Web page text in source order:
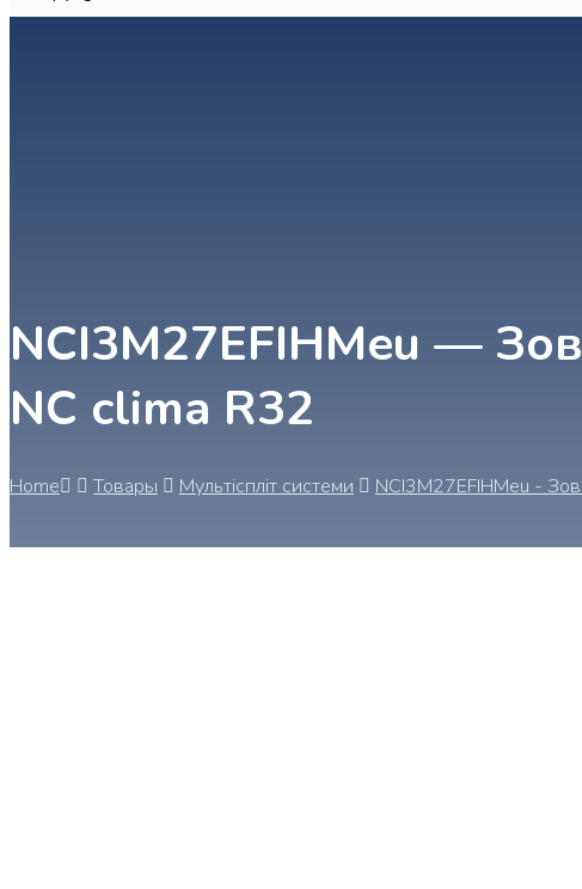
NCI3M27EFIHMeu —
NC clima R32
Home Товары Мультіспліт системи NCI3M27EFIHMeu -